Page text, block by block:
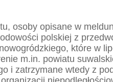
osoby opisane w
polskiej z
które w
m.in. powiatu
i zatrzymane wtedy z